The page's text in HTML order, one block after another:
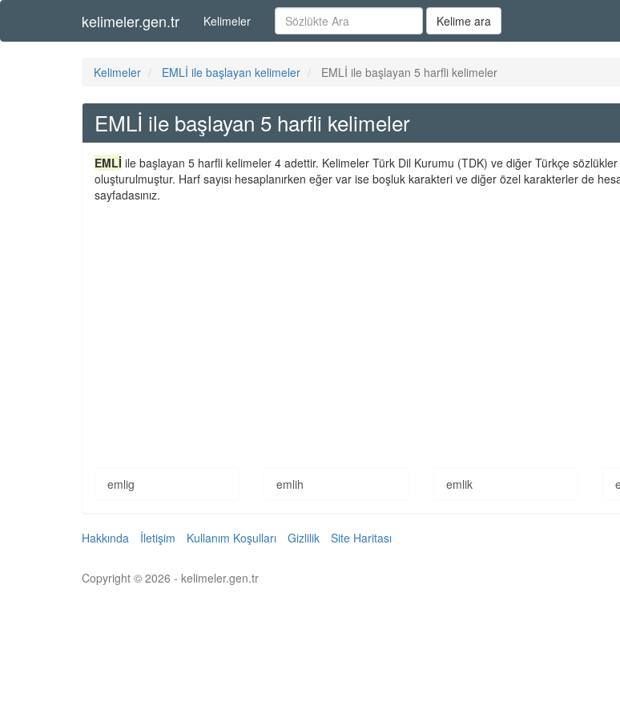
kelimeler.gen.tr Kelimeler Kelime ara
Kelimeler EMLİ ile başlayan kelimeler EMLİ ile başlayan 5 harfli kelimeler
EMLİ ile başlayan 5 harfli kelimeler
EMLİ ile başlayan 5 harfli kelimeler 4 adettir. Kelimeler Türk Dil Kurumu (TDK) ve diğer Türkçe sözlükler
oluşturulmuştur. Harf sayısı hesaplanırken eğer var ise boşluk karakteri ve diğer özel karakterler de
sayfadasınız.
emlig emlih emlik
Hakkında İletişim Kullanım Koşulları Gizlilik Site Haritası
Copyright © 2026 - kelimeler.gen.tr